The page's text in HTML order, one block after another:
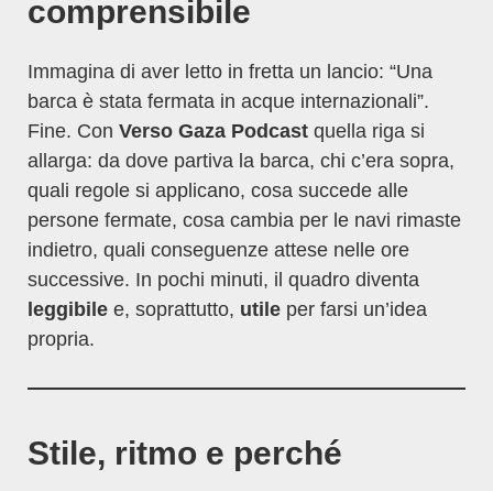
comprensibile
Immagina di aver letto in fretta un lancio: “Una
barca è stata fermata in acque internazionali”.
Fine. Con Verso Gaza Podcast quella riga si
allarga: da dove partiva la barca, chi c’era sopra,
quali regole si applicano, cosa succede alle
persone fermate, cosa cambia per le navi rimaste
indietro, quali conseguenze attese nelle ore
successive. In pochi minuti, il quadro diventa
leggibile e, soprattutto, utile per farsi un’idea
propria.
Stile, ritmo e perché